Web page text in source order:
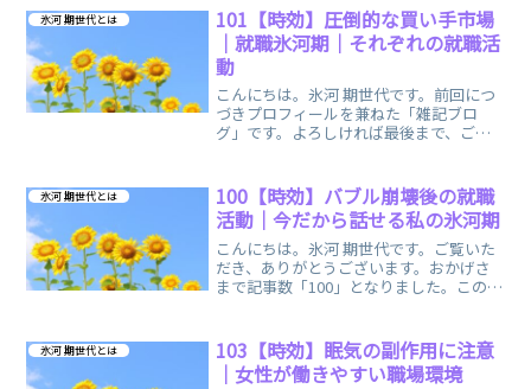
売者試験」との出会い扶養内パートをし
ていた最後の数年、受験...
氷河 期世代とは
101【時効】圧倒的な買い手市場
｜就職氷河期｜それぞれの就職活
動
こんにちは。氷河 期世代です。前回につ
づきプロフィールを兼ねた「雑記ブロ
グ」です。よろしければ最後まで、ご覧
登録販売者試験 独学ブログ (dokugaku-
t...
氷河 期世代とは
100【時効】バブル崩壊後の就職
活動｜今だから話せる私の氷河期
こんにちは。氷河 期世代です。ご覧いた
だき、ありがとうございます。おかげさ
まで記事数「100」となりました。この
記ブログ」を始めました。「雑記ブロ
グ」を通して、私の経...
氷河 期世代とは
103【時効】眠気の副作用に注意
｜女性が働きやすい職場環境